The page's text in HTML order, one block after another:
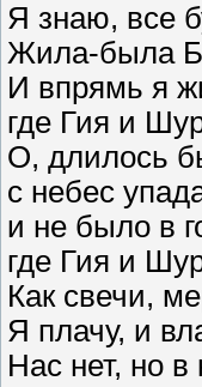
Я знаю, все
Жила-была
И впрямь я
где Гия и
О, длилось
с небес
и не было в
где Гия и
Как свечи,
Я плачу, и
Нас нет, но в